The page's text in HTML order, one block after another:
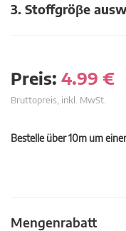
3. Stoffgröβe
Preis: 4.99 €
Bruttopreis, inkl. MwSt.
Bestelle über 10m um
Mengenrabatt